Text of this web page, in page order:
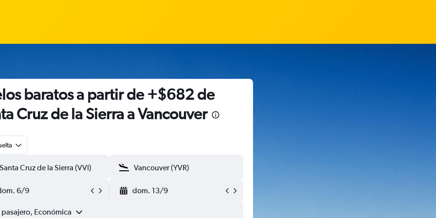
baratos a partir de +$682 de
Cruz de la Sierra a Vancouver
6/9 dom. 13/9
pasajero, Económica